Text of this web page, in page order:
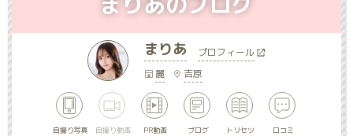
まりあ
プロフィール
麗
吉原
自撮り写真 自撮り動画 PR動画 ブログ トリセツ 口コミ